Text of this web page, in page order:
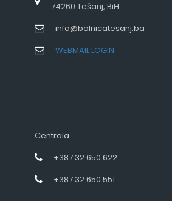
74260 Tešanj, BiH
info@bolnicatesanj.ba
WEBMAIL LOGIN
Centrala
+387 32 650 622
+387 32 650 551